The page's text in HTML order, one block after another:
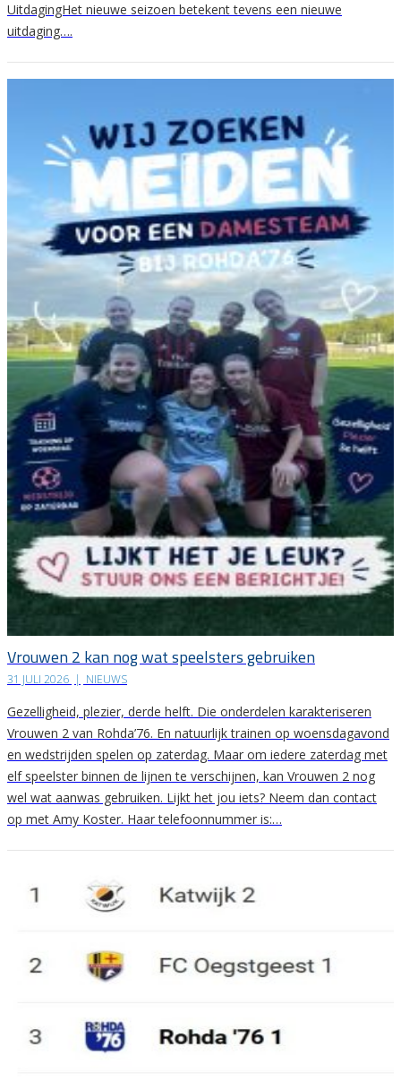
UitdagingHet nieuwe seizoen betekent tevens een nieuwe
uitdaging….
Vrouwen 2 kan nog wat speelsters gebruiken
31 JULI 2026 | NIEUWS
Gezelligheid, plezier, derde helft. Die onderdelen karakteriseren
Vrouwen 2 van Rohda’76. En natuurlijk trainen op woensdagavond
en wedstrijden spelen op zaterdag. Maar om iedere zaterdag met
elf speelster binnen de lijnen te verschijnen, kan Vrouwen 2 nog
wel wat aanwas gebruiken. Lijkt het jou iets? Neem dan contact
op met Amy Koster. Haar telefoonnummer is:…